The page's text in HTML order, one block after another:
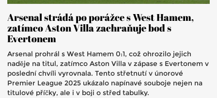
Arsenal strádá po porážce s West Hamem,
zatímco Aston Villa zachraňuje bod s
Evertonem
Arsenal prohrál s West Hamem 0:1, což ohrozilo jejich
naděje na titul, zatímco Aston Villa v zápase s Evertonem v
poslední chvíli vyrovnala. Tento střetnutí v únorové
Premier League 2025 ukázalo napínavé souboje nejen na
titulové příčky, ale i v boji o střed tabulky.